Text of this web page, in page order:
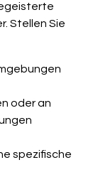
Stellen Sie
oder an
spezifische